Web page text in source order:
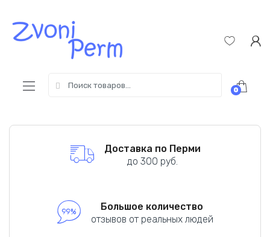
navigation
содержимому
for:
0
Доставка по Перми
до 300 руб.
Большое количество
отзывов от реальных людей